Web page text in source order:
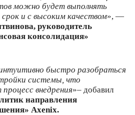
можно будет выполнять
и с высоким качеством», —
руководитель
консолидация»
быстро разобраться
системы, что
внедрения»– добавил
направления
Axenix.